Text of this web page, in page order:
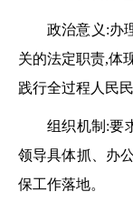
政治意义:办
关的法定职责,体
践行全过程人民
组织机制:要
领导具体抓、办
保工作落地。